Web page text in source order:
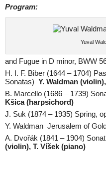
Program:
Yuval
and Fugue in D minor, BWW
H. I. F. Biber (1644 – 1704)
Sonatas) Y. Waldman
B. Marcello (1686 – 1739)
Kšica (harpsichord)
J. Suk (1874 – 1935) Spring,
Y. Waldman Jerusalem of
A. Dvořák (1841 – 1904)
(violin), T. Víšek (piano)